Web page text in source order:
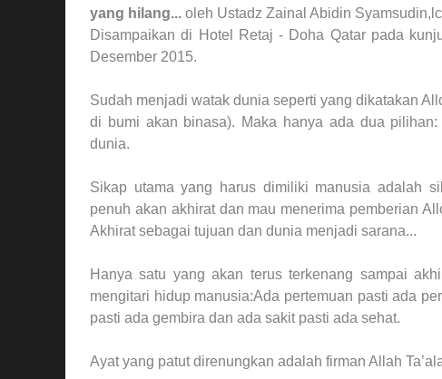
yang hilang... oleh Ustadz Zainal Abidin Syamsudin,lc
Disampaikan di Hotel Retaj - Doha Qatar pada
Desember 2015.
Sudah menjadi watak dunia seperti yang dikatakan
di bumi akan binasa). Maka hanya ada dua
dunia.
Sikap utama yang harus dimiliki manusia adalah
penuh akan akhirat dan mau menerima pemberian
Akhirat sebagai tujuan dan dunia menjadi sarana...
Hanya satu yang akan terus terkenang sampai
mengitari hidup manusia:Ada pertemuan pasti ada
pasti ada gembira dan ada sakit pasti ada sehat.
Ayat yang patut direnungkan adalah firman Allah